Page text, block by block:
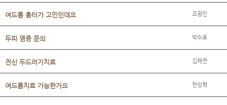
여드름 흉터가 고민인데요 조광민
두피 염증 문의 박수호
전신 두드러기치료 김해연
여드름치료 가능한가요 한상혁